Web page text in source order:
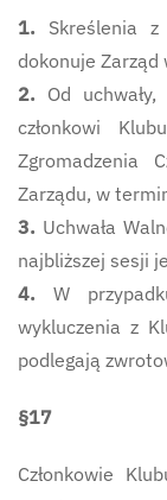
1.
Skreślenia
dokonuje Zarząd
2. Od
członkowi
Zgromadzenia
Zarządu, w
3. Uchwała
najbliższej sesji
4.
W
wykluczenia z
podlegają
§17
Członkowie